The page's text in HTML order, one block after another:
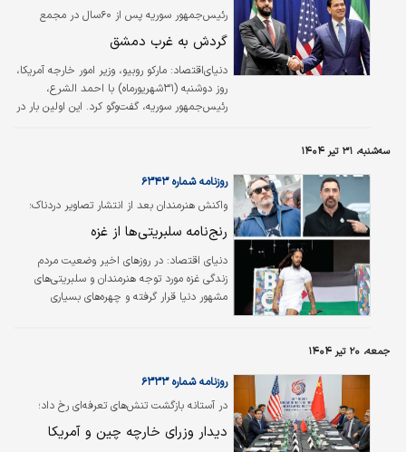
رئیس‌جمهور سوریه پس از ۶۰سال در مجمع
عمومی سخنرانی می‌کند؛
گردش به غرب دمشق
دنیای‌اقتصاد: مارکو روبیو، وزیر امور خارجه آمریکا،
روز دوشنبه (۳۱شهریورماه) با احمد الشرع،
رئیس‌جمهور سوریه، گفت‌وگو کرد. این اولین بار در
اسعد الشیبانی (وزیر خارجه‌اش) در هتل لوته
پالاس در مرکز منهتن با روبیو دیدار کردند.
سه‌شنبه، ۳۱ تیر ۱۴۰۴
واکنش هنرمندان بعد از انتشار تصاویر دردناک؛
روزنامه شماره ۶۳۴۳
رنج‌نامه سلبریتی‌ها از غزه
دنیای اقتصاد: در روزهای اخیر وضعیت مردم
زندگی غزه مورد توجه هنرمندان و سلبریتی‌های
مشهور دنیا قرار گرفته و چهره‌های بسیاری
جمعه، ۲۰ تیر ۱۴۰۴
در آستانه بازگشت تنش‌های تعرفه‌ای رخ داد؛
روزنامه شماره ۶۳۳۳
دیدار وزرای خارچه چین و آمریکا